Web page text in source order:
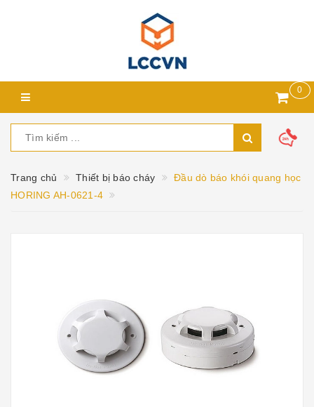
0
Trang chủ Thiết bị báo cháy
Đầu dò báo khói quang học
HORING AH-0621-4